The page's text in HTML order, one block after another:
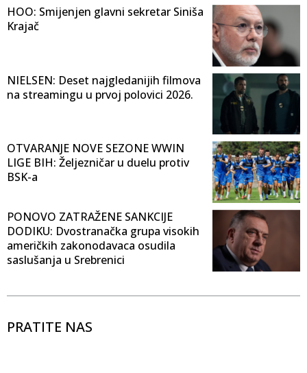
HOO: Smijenjen glavni sekretar Siniša
Krajač
NIELSEN: Deset najgledanijih filmova
na streamingu u prvoj polovici 2026.
OTVARANJE NOVE SEZONE WWIN
LIGE BIH: Željezničar u duelu protiv
BSK-a
PONOVO ZATRAŽENE SANKCIJE
DODIKU: Dvostranačka grupa visokih
američkih zakonodavaca osudila
saslušanja u Srebrenici
PRATITE NAS